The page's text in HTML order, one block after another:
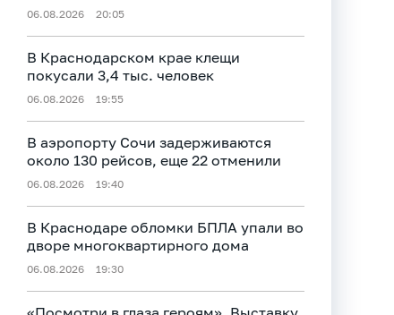
06.08.2026 20:05
В Краснодарском крае клещи
покусали 3,4 тыс. человек
06.08.2026 19:55
В аэропорту Сочи задерживаются
около 130 рейсов, еще 22 отменили
06.08.2026 19:40
В Краснодаре обломки БПЛА упали во
дворе многоквартирного дома
06.08.2026 19:30